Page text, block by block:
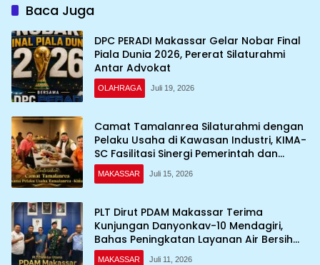
Baca Juga
DPC PERADI Makassar Gelar Nobar Final
Piala Dunia 2026, Pererat Silaturahmi
Antar Advokat
OLAHRAGA Juli 19, 2026
Camat Tamalanrea Silaturahmi dengan
Pelaku Usaha di Kawasan Industri, KIMA-
SC Fasilitasi Sinergi Pemerintah dan
Dunia Usaha
MAKASSAR Juli 15, 2026
PLT Dirut PDAM Makassar Terima
Kunjungan Danyonkav-10 Mendagiri,
Bahas Peningkatan Layanan Air Bersih
Asrama
MAKASSAR Juli 11, 2026